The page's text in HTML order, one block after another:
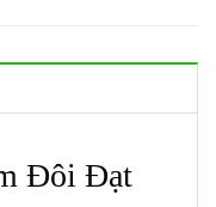
Đôi Đạt